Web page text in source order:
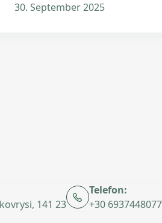
30. September 2025
141 23
Telefon:
+30 6937448077